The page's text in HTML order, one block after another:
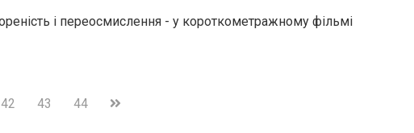
і переосмислення - у короткометражному фільмі
42 43 44